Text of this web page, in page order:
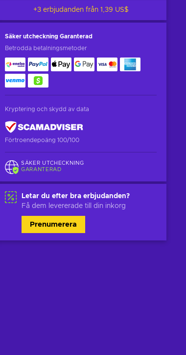
+3 erbjudanden från 1,39 US$
Säker utcheckning Garanterad
Betrodda betalningsmetoder
Kryptering och skydd av data
Förtroendepoäng 100/100
SÄKER UTCHECKNING
GARANTERAD
Letar du efter bra erbjudanden?
Få dem levererade till din inkorg
Prenumerera